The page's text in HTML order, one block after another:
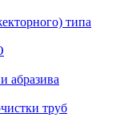
типа
абразива
труб